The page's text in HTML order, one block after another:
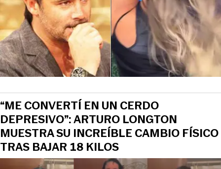
“ME CONVERTÍ EN UN CERDO
DEPRESIVO”: ARTURO LONGTON
MUESTRA SU INCREÍBLE CAMBIO FÍSICO
TRAS BAJAR 18 KILOS